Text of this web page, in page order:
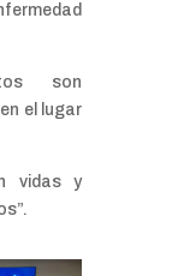
son
el lugar
vidas y